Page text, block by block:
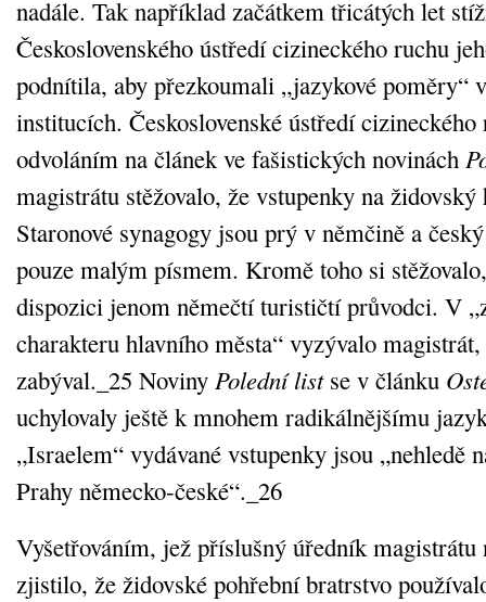
nadále. Tak například začátkem třicátých let
Československého ústředí cizineckého ruchu
podnítila, aby přezkoumali „jazykové poměry“
institucích. Československé ústředí cizineckého
odvoláním na článek ve fašistických novinách
magistrátu stěžovalo, že vstupenky na
Staronové synagogy jsou prý v němčině a
pouze malým písmem. Kromě toho si
dispozici jenom němečtí turističtí průvodci. V
charakteru hlavního města“ vyzývalo
zabýval._25 Noviny Polední listse v článku
uchylovaly ještě k mnohem radikálnějšímu
„Israelem“ vydávané vstupenky jsou „nehledě
Prahy německo‑české“._26
Vyšetřováním, jež příslušný úředník magistrátu
zjistilo, že židovské pohřební bratrstvo